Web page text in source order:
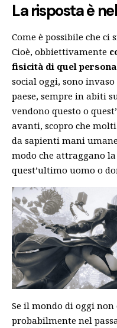
La risposta è
Come è possibile che ci
Cioè, obbiettivamente
fisicità di quel
social oggi, sono
paese, sempre in abiti
vendono questo o
avanti, scopro che
da sapienti mani
modo che attraggano
quest’ultimo uomo o
Se il mondo di oggi
probabilmente nel